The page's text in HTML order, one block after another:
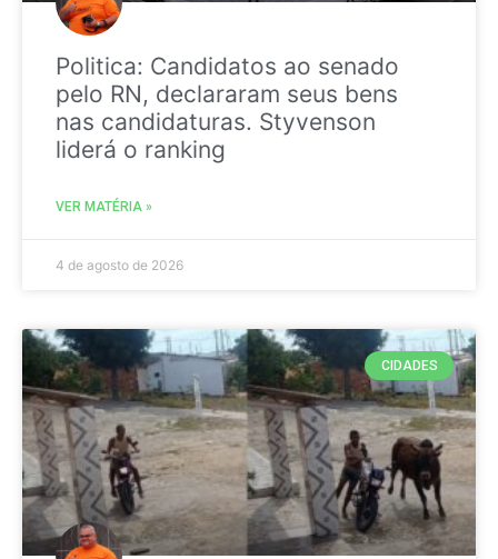
Politica: Candidatos ao senado
pelo RN, declararam seus bens
nas candidaturas. Styvenson
liderá o ranking
VER MATÉRIA »
4 de agosto de 2026
CIDADES